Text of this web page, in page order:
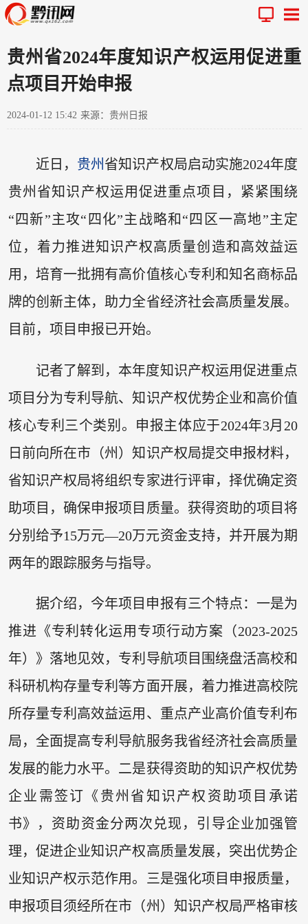
贵州省2024年度知识产权运用促进重
点项目开始申报
2024-01-12 15:42 来源：贵州日报
近日， 贵州 省知识产权局启动实施2024年度
贵州省知识产权运用促进重点项目，紧紧围绕
“四新”主攻“四化”主战略和“四区一高地”主定
位，着力推进知识产权高质量创造和高效益运
用，培育一批拥有高价值核心专利和知名商标品
牌的创新主体，助力全省经济社会高质量发展。
目前，项目申报已开始。
记者了解到，本年度知识产权运用促进重点
项目分为专利导航、知识产权优势企业和高价值
核心专利三个类别。申报主体应于2024年3月20
日前向所在市（州）知识产权局提交申报材料，
省知识产权局将组织专家进行评审，择优确定资
助项目，确保申报项目质量。获得资助的项目将
分别给予15万元—20万元资金支持，并开展为期
两年的跟踪服务与指导。
据介绍，今年项目申报有三个特点：一是为
推进《专利转化运用专项行动方案（2023-2025
年）》落地见效，专利导航项目围绕盘活高校和
科研机构存量专利等方面开展，着力推进高校院
所存量专利高效益运用、重点产业高价值专利布
局，全面提高专利导航服务我省经济社会高质量
发展的能力水平。二是获得资助的知识产权优势
企业需签订《贵州省知识产权资助项目承诺
书》，资助资金分两次兑现，引导企业加强管
理，促进企业知识产权高质量发展，突出优势企
业知识产权示范作用。三是强化项目申报质量，
申报项目须经所在市（州）知识产权局严格审核